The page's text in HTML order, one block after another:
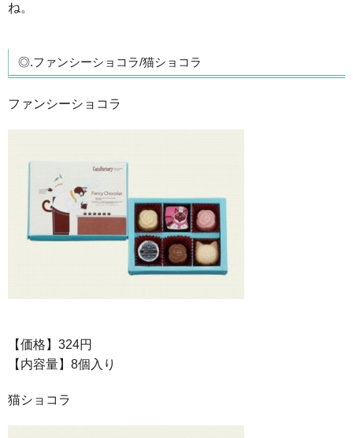
ね。
◎.ファンシーショコラ/猫ショコラ
ファンシーショコラ
【価格】324円
【内容量】8個入り
猫ショコラ